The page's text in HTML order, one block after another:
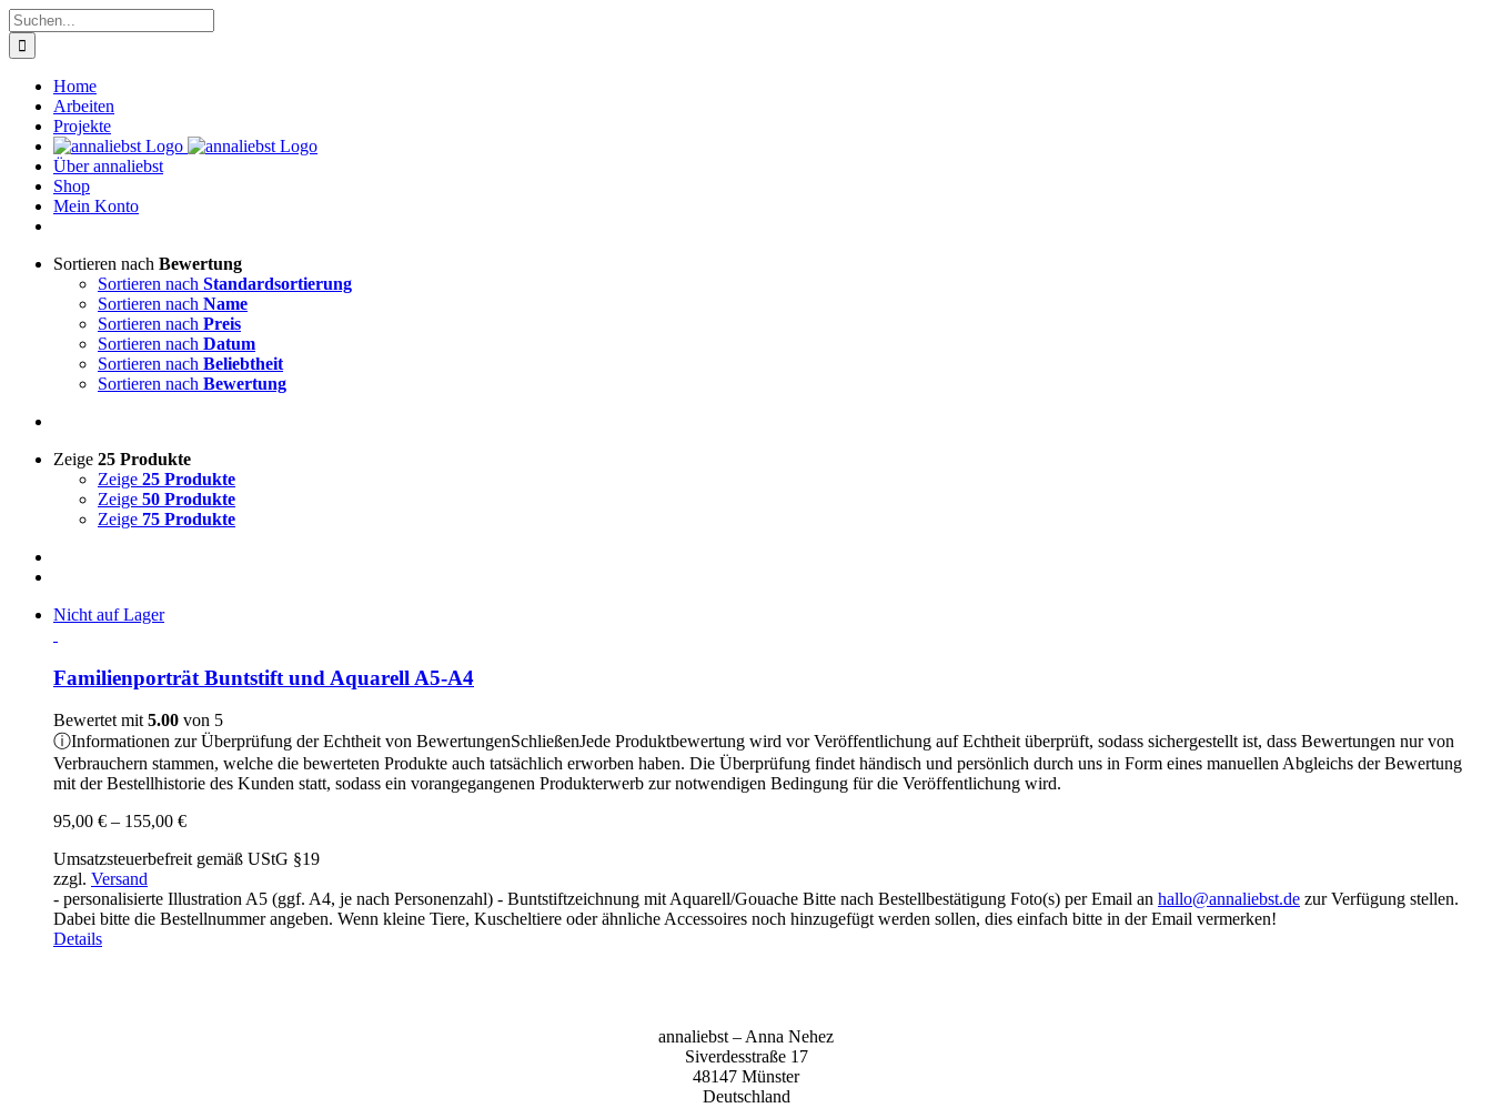
Zum
Inhalt
springen
Suche
nach:
Home
Arbeiten
Projekte
Über annaliebst
Shop
Mein Konto
Sortieren nach Bewertung
Sortieren nach Standardsortierung
Sortieren nach Name
Sortieren nach Preis
Sortieren nach Datum
Sortieren nach Beliebtheit
Sortieren nach Bewertung
Zeige 25 Produkte
Zeige 25 Produkte
Zeige 50 Produkte
Zeige 75 Produkte
Nicht auf Lager
Familienporträt Buntstift und Aquarell A5-A4
Bewertet mit5.00 von 5
ⓘInformationen zur Überprüfung der Echtheit von BewertungenSchließenJede Produktbewertung wird vor Veröffentlichung auf Echtheit überprüft, sodass sichergestellt ist, dass Bewertungen nur von
Verbrauchern stammen, welche die bewerteten Produkte auch tatsächlich erworben haben. Die Überprüfung findet händisch und persönlich durch uns in Form eines manuellen Abgleichs der Bewertung
mit der Bestellhistorie des Kunden statt, sodass ein vorangegangenen Produkterwerb zur notwendigen Bedingung für die Veröffentlichung wird.
95,00 € – 155,00 €Preisspanne:
bis
Umsatzsteuerbefreit gemäß UStG §19
zzgl. Versand
- personalisierte Illustration A5 (ggf. A4, je nach Personenzahl) - Buntstiftzeichnung mit Aquarell/Gouache Bitte nach Bestellbestätigung Foto(s) per Email an hallo@annaliebst.de zur Verfügung stellen.
Dabei bitte die Bestellnummer angeben. Wenn kleine Tiere, Kuscheltiere oder ähnliche Accessoires noch hinzugefügt werden sollen, dies einfach bitte in der Email vermerken!
Details
anna­liebst – Anna Nehez
Sive­r­des­stra­ße 17
48147 Müns­ter
Deutsch­land